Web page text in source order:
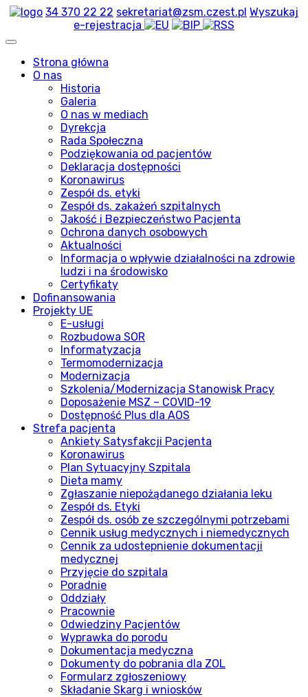
34 370 22 22 sekretariat@zsm.czest.pl Wyszukaj
e-rejestracja
Strona główna
O nas
Historia
Galeria
O nas w mediach
Dyrekcja
Rada Społeczna
Podziękowania od pacjentów
Deklaracja dostępności
Koronawirus
Zespół ds. etyki
Zespół ds. zakażeń szpitalnych
Jakość i Bezpieczeństwo Pacjenta
Ochrona danych osobowych
Aktualności
Informacja o wpływie działalności na zdrowie
ludzi i na środowisko
Certyfikaty
Dofinansowania
Projekty UE
E-usługi
Rozbudowa SOR
Informatyzacja
Termomodernizacja
Modernizacja
Szkolenia/Modernizacja Stanowisk Pracy
Doposażenie MSZ – COVID-19
Dostępność Plus dla AOS
Strefa pacjenta
Ankiety Satysfakcji Pacjenta
Koronawirus
Plan Sytuacyjny Szpitala
Dieta mamy
Zgłaszanie niepożądanego działania leku
Zespół ds. Etyki
Zespół ds. osób ze szczególnymi potrzebami
Cennik usług medycznych i niemedycznych
Cennik za udostepnienie dokumentacji
medycznej
Przyjęcie do szpitala
Poradnie
Oddziały
Pracownie
Odwiedziny Pacjentów
Wyprawka do porodu
Dokumentacja medyczna
Dokumenty do pobrania dla ZOL
Formularz zgłoszeniowy
Składanie Skarg i wniosków